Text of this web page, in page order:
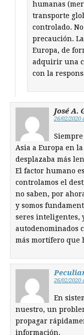
humanas
transporte
controlado.
precaución.
Europa, de
adquirir una
con la
José A.
26/02/2020
Asia a Europa en
desplazaba más
El factor humano
controlamos el
no saben, por
y somos
seres inteligentes,
autodenominados
más mortífero que
26/02/2020
En
nuestro, un
propagar
información.